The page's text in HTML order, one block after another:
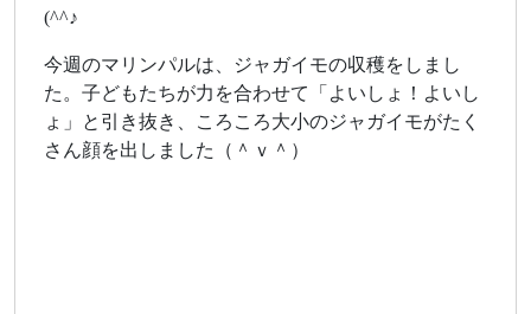
(^^♪
今週のマリンパルは、ジャガイモの収穫をしまし
た。子どもたちが力を合わせて「よいしょ！よいし
ょ」と引き抜き、ころころ大小のジャガイモがたく
さん顔を出しました（＾ｖ＾）